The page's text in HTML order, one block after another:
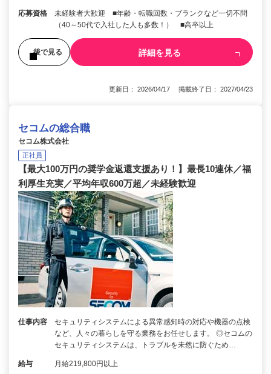
応募資格
未経験者大歓迎 ■年齢・転職回数・ブランクなど一切不問
（40～50代で入社した人も多数！） ■高卒以上
後で見る 詳細を見る
更新日： 2026/04/17 掲載終了日： 2027/04/23
セコムの総合職
セコム株式会社
正社員
【最大100万円の奨学金返還支援あり！】最長10連休／福
利厚生充実／平均年収600万超／未経験歓迎
仕事内容
セキュリティシステムによる異常感知時の対応や機器の点検
など、人々の暮らしを守る業務をお任せします。 ◎セコムの
セキュリティシステムは、トラブルを未然に防ぐため…
給与 月給219,800円以上